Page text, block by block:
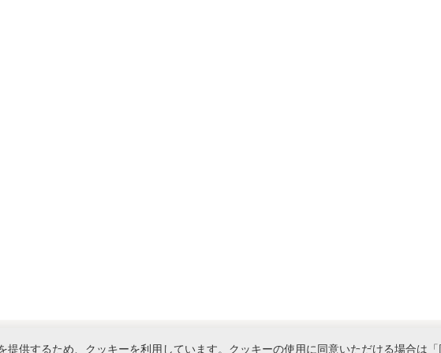
供するため、クッキーを利用しています。クッキーの使用に同意いただける場合は